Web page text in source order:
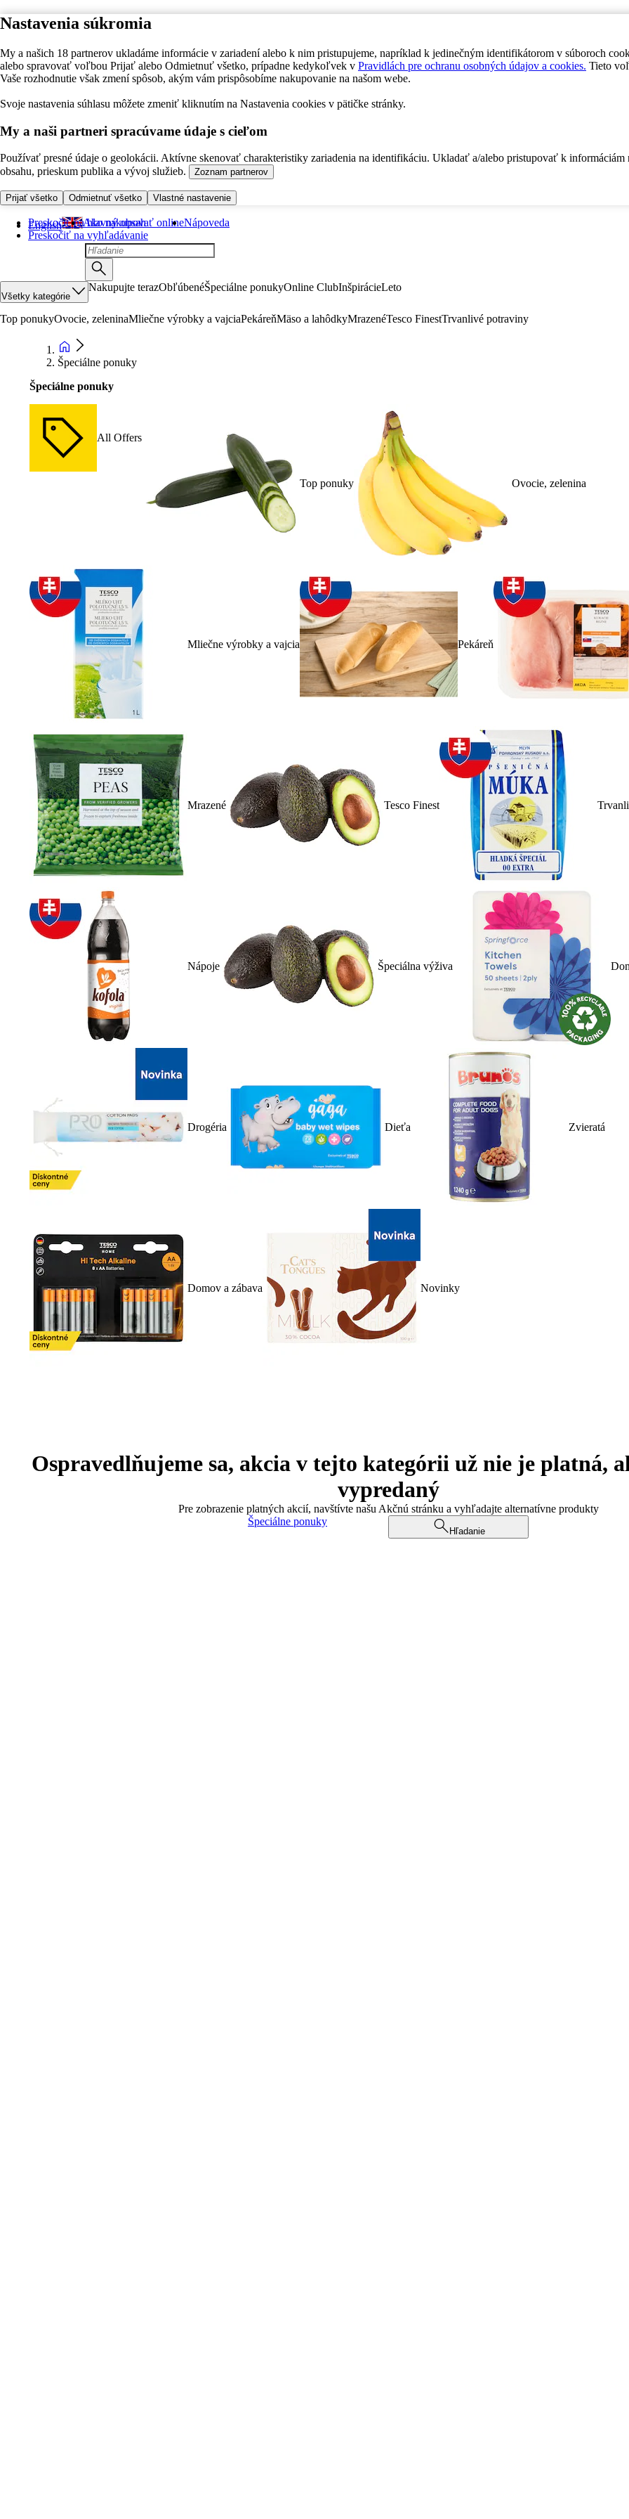
Nastavenia súkromia
My a našich 18 partnerov ukladáme informácie v zariadení alebo k nim pristupujeme, napríklad k jedinečným identifikátorom v súboroch
alebo spravovať voľbou Prijať alebo Odmietnuť všetko, prípadne kedykoľvek v Pravidlách pre ochranu osobných údajov a cookies. Tieto
Vaše rozhodnutie však zmení spôsob, akým vám prispôsobíme nakupovanie na našom webe.
Svoje nastavenia súhlasu môžete zmeniť kliknutím na Nastavenia cookies v pätičke stránky.
My a naši partneri spracúvame údaje s cieľom
Používať presné údaje o geolokácii. Aktívne skenovať charakteristiky zariadenia na identifikáciu. Ukladať a/alebo pristupovať k informáciám
obsahu, prieskum publika a vývoj služieb.
Zoznam partnerov
Prijať všetko Odmietnuť všetko Vlastné nastavenie
Preskočiť na hlavný obsah
Preskočiť na vyhľadávanie
English Ako nakupovať onlineNápoveda
Všetky kategórie
Nakupujte terazObľúbenéŠpeciálne ponukyOnline ClubInšpirácieLeto
Top ponukyOvocie, zeleninaMliečne výrobky a vajciaPekáreňMäso a lahôdkyMrazenéTesco FinestTrvanlivé potraviny
Špeciálne ponuky
Špeciálne ponuky
All Offers
Top ponuky Ovocie, zelenina
Mliečne výrobky a vajcia Pekáreň
Mrazené Tesco Finest
Nápoje Špeciálna výživa
Drogéria Dieťa Zvieratá
Domov a zábava Novinky
Ospravedlňujeme sa, akcia v tejto kategórii už nie je platná,
vypredaný
Pre zobrazenie platných akcií, navštívte našu Akčnú stránku a vyhľadajte alternatívne produkty
Špeciálne ponuky
Hľadanie